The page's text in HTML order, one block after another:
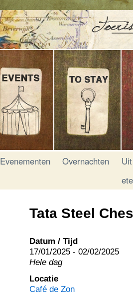
Evenementen Overnachten
Uit
Tata Steel
Datum / Tijd
17/01/2025 - 02/02/2025
Hele dag
Locatie
Café de Zon